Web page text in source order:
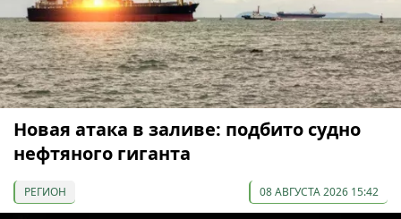
Новая атака в заливе: подбито судно
нефтяного гиганта
РЕГИОН 08 АВГУСТА 2026 15:42